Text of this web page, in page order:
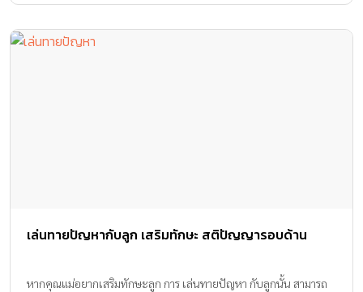
เล่นทายปัญหากับลูก เสริมทักษะ สติปัญญารอบด้าน
หากคุณแม่อยากเสริมทักษะลูก การ เล่นทายปัญหา กับลูกนั้น สามารถ